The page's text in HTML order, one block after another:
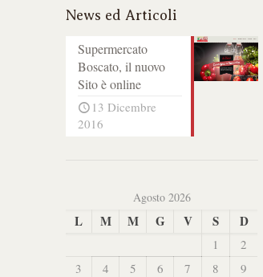
News ed Articoli
Supermercato
Boscato, il nuovo
Sito è online
13 Dicembre
2016
Agosto 2026
L M M G V S D
1
2
3
4 5 6 7 8
9